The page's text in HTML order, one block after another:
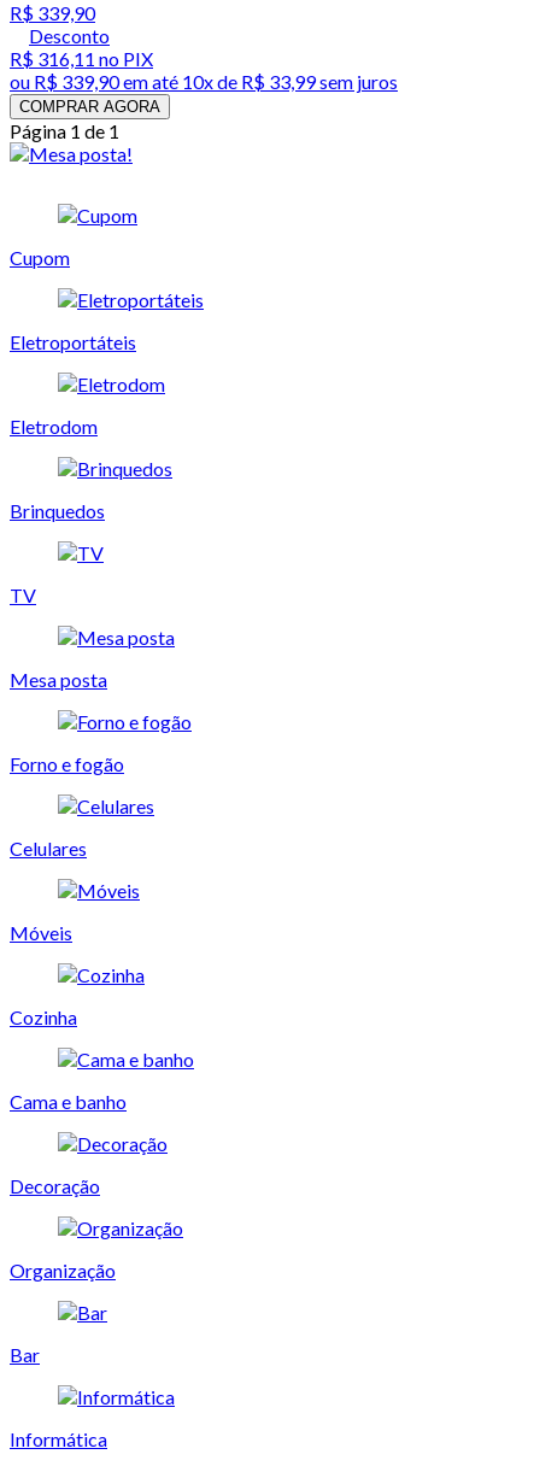
R$ 339,90
Desconto
R$ 316,11 no PIX
ou R$ 339,90em até 10x de R$ 33,99 sem juros
COMPRAR AGORA
Página 1 de 1
Cupom
Eletroportáteis
Eletrodom
Brinquedos
TV
Mesa posta
Forno e fogão
Celulares
Móveis
Cozinha
Cama e banho
Decoração
Organização
Bar
Informática